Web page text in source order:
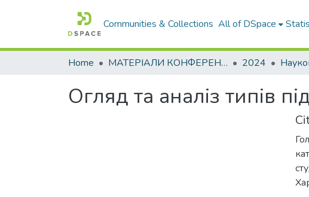
Communities & Collections All of DSpace
Home МАТЕРІАЛИ КОНФЕРЕНЦІЙ 2024
Огляд та аналіз типів